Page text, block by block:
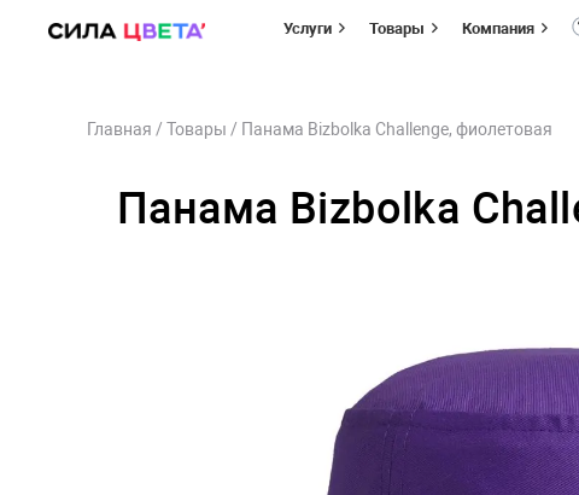
Услуги Товары Компания
Главная / Товары / Панама Bizbolka Challenge, фиолетовая
Панама Bizbolka